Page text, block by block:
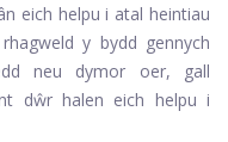
eich helpu i atal heintiau
y bydd gennych
neu dymor oer, gall
dŵr halen eich helpu i